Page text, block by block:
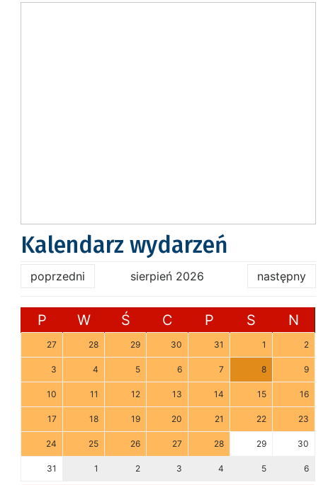
Kalendarz wydarzeń
poprzedni sierpień 2026 następny
P W Ś C P S N
27 28 29 30 31 1 2
3 4 5 6 7 8 9
10 11 12 13 14 15 16
17 18 19 20 21 22 23
24 25 26 27 28 29 30
31 1 2 3 4 5 6